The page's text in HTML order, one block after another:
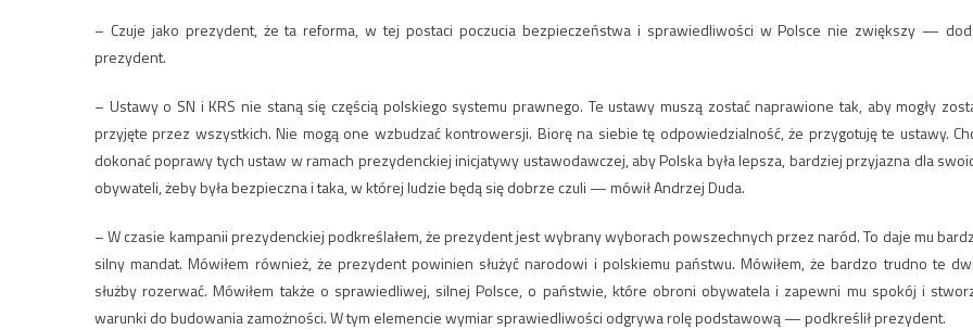
– Czuje jako prezydent, że ta reforma, w tej postaci poczucia bezpieczeństwa i sprawiedliwości w Polsce nie zwiększy —
prezydent.
– Ustawy o SN i KRS nie staną się częścią polskiego systemu prawnego. Te ustawy muszą zostać naprawione tak, aby mogły
przyjęte przez wszystkich. Nie mogą one wzbudzać kontrowersji. Biorę na siebie tę odpowiedzialność, że przygotuję te ustawy.
dokonać poprawy tych ustaw w ramach prezydenckiej inicjatywy ustawodawczej, aby Polska była lepsza, bardziej przyjazna dla
obywateli, żeby była bezpieczna i taka, w której ludzie będą się dobrze czuli — mówił Andrzej Duda.
– W czasie kampanii prezydenckiej podkreślałem, że prezydent jest wybrany wyborach powszechnych przez naród. To daje mu
silny mandat. Mówiłem również, że prezydent powinien służyć narodowi i polskiemu państwu. Mówiłem, że bardzo trudno te
służby rozerwać. Mówiłem także o sprawiedliwej, silnej Polsce, o państwie, które obroni obywatela i zapewni mu spokój i
warunki do budowania zamożności. W tym elemencie wymiar sprawiedliwości odgrywa rolę podstawową — podkreślił prezydent.